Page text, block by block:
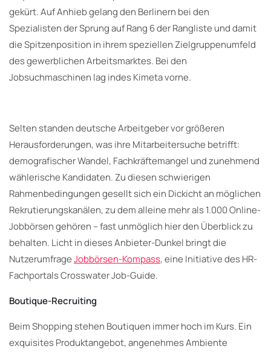
gekürt. Auf Anhieb gelang den Berlinern bei den
Spezialisten der Sprung auf Rang 6 der Rangliste und damit
die Spitzenposition in ihrem speziellen Zielgruppenumfeld
des gewerblichen Arbeitsmarktes. Bei den
Jobsuchmaschinen lag indes Kimeta vorne.
Selten standen deutsche Arbeitgeber vor größeren
Herausforderungen, was ihre Mitarbeitersuche betrifft:
demografischer Wandel, Fachkräftemangel und zunehmend
wählerische Kandidaten. Zu diesen schwierigen
Rahmenbedingungen gesellt sich ein Dickicht an möglichen
Rekrutierungskanälen, zu dem alleine mehr als 1.000 Online-
Jobbörsen gehören – fast unmöglich hier den Überblick zu
behalten. Licht in dieses Anbieter-Dunkel bringt die
NutzerumfrageJobbörsen-Kompass, eine Initiative des HR-
Fachportals Crosswater Job-Guide.
Boutique-Recruiting
Beim Shopping stehen Boutiquen immer hoch im Kurs. Ein
exquisites Produktangebot, angenehmes Ambiente